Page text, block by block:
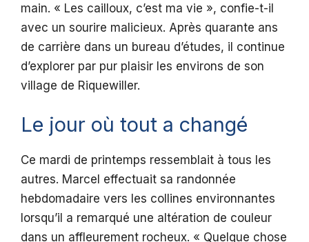
main. « Les cailloux, c’est ma vie », confie-t-il
avec un sourire malicieux. Après quarante ans
de carrière dans un bureau d’études, il continue
d’explorer par pur plaisir les environs de son
village de Riquewiller.
Le jour où tout a changé
Ce mardi de printemps ressemblait à tous les
autres. Marcel effectuait sa randonnée
hebdomadaire vers les collines environnantes
lorsqu’il a remarqué une altération de couleur
dans un affleurement rocheux. « Quelque chose